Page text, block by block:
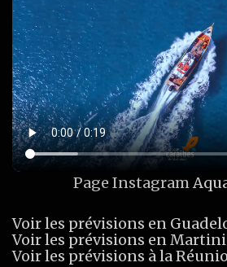
Page Instagram
Voir les prévisions en
Voir les prévisions en
Voir les prévisions à la